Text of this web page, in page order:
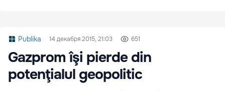
Publika 14 декабря 2015, 21:03 651
Gazprom îşi pierde din
potenţialul geopolitic